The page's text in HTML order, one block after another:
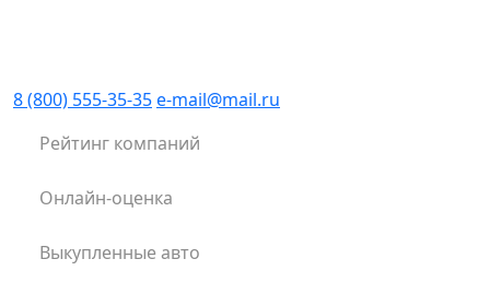
Рейтинг компаний
Онлайн-оценка
Выкупленные авто
8 (800) 555-35-35e-mail@mail.ru